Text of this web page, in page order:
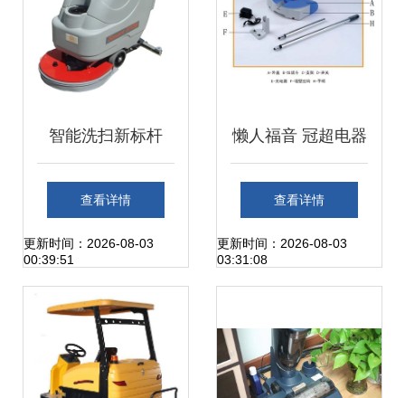
智能洗扫新标杆
Smart 510B全自动
洗地机使用注意事
项全攻略
查看详情
更新时间：2026-08-03
00:39:51
懒人福音 冠超电器
无线电动洗扫一体
机，开启智能清洁
查看详情
更新时间：2026-08-03
03:31:08